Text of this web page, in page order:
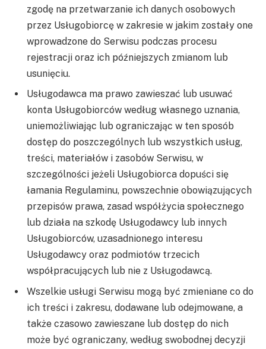
zgodę na przetwarzanie ich danych osobowych
przez Usługobiorcę w zakresie w jakim zostały one
wprowadzone do Serwisu podczas procesu
rejestracji oraz ich późniejszych zmianom lub
usunięciu.
Usługodawca ma prawo zawieszać lub usuwać
konta Usługobiorców według własnego uznania,
uniemożliwiając lub ograniczając w ten sposób
dostęp do poszczególnych lub wszystkich usług,
treści, materiałów i zasobów Serwisu, w
szczególności jeżeli Usługobiorca dopuści się
łamania Regulaminu, powszechnie obowiązujących
przepisów prawa, zasad współżycia społecznego
lub działa na szkodę Usługodawcy lub innych
Usługobiorców, uzasadnionego interesu
Usługodawcy oraz podmiotów trzecich
współpracujących lub nie z Usługodawcą.
Wszelkie usługi Serwisu mogą być zmieniane co do
ich treści i zakresu, dodawane lub odejmowane, a
także czasowo zawieszane lub dostęp do nich
może być ograniczany, według swobodnej decyzji